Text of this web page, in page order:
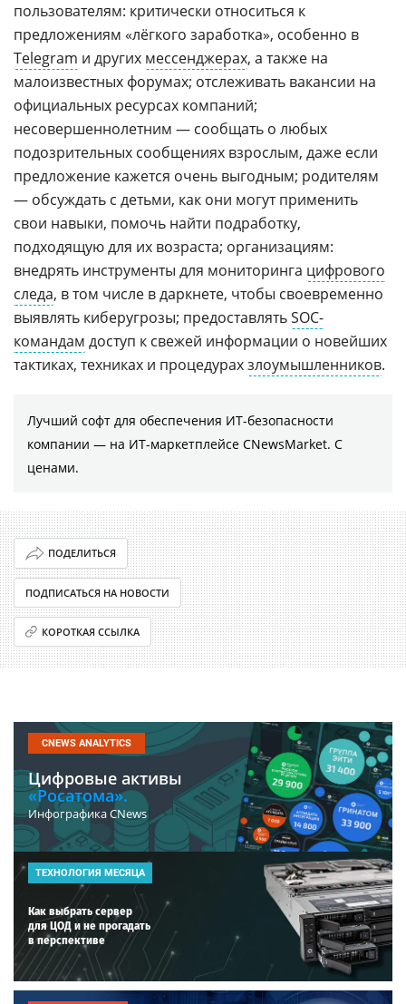
пользователям: критически относиться к
предложениям «лёгкого заработка», особенно в
Telegram и других мессенджерах, а также на
малоизвестных форумах; отслеживать вакансии на
официальных ресурсах компаний;
несовершеннолетним — сообщать о любых
подозрительных сообщениях взрослым, даже если
предложение кажется очень выгодным; родителям
— обсуждать с детьми, как они могут применить
свои навыки, помочь найти подработку,
подходящую для их возраста; организациям:
внедрять инструменты для мониторинга цифрового
следа, в том числе в даркнете, чтобы своевременно
выявлять киберугрозы; предоставлятьSOC-
командам доступ к свежей информации о новейших
тактиках, техниках и процедурахзлоумышленников.
Лучший софт для обеспечения ИТ-безопасности
компании ― на ИТ-маркетплейсе CNewsMarket. С
ценами.
ПОДЕЛИТЬСЯ
ПОДПИСАТЬСЯ НА НОВОСТИ
КОРОТКАЯ ССЫЛКА
CNEWS ANALYTICS
Цифровые активы
«Росатома».
Инфографика CNews
ТЕХНОЛОГИЯ МЕСЯЦА
Как выбрать сервер
для ЦОД и не прогадать
в перспективе